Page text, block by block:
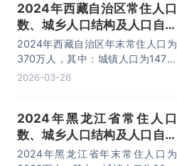
2024年西藏自治区常住人口
数、城乡人口结构及人口自然
增长率统计分析
2024年西藏自治区年末常住人口为
370万人，其中：城镇人口为147万
人，乡村人口为223万人。2024年
2026-03-26
2024年黑龙江省常住人口
数、城乡人口结构及人口自然
增长率统计分析
2024年黑龙江省年末常住人口为